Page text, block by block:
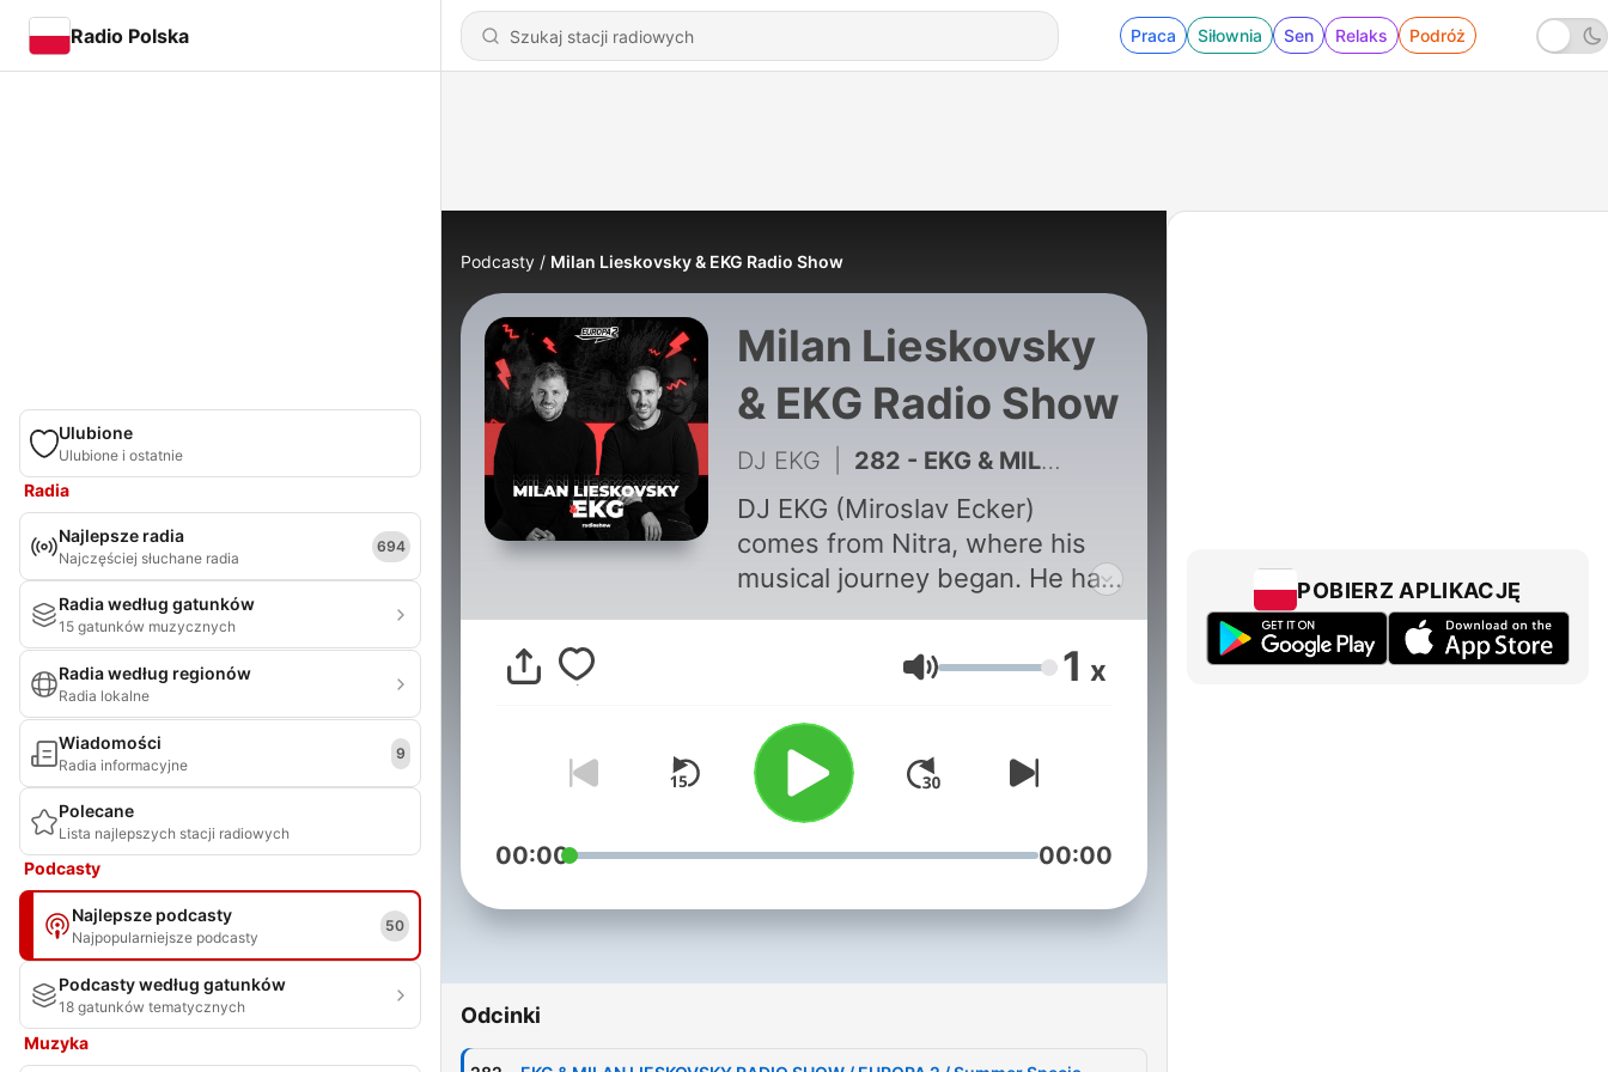
Radio Polska Praca Siłownia Sen Relaks Podróż
Ulubione
Ulubione i ostatnie
Radia
Najlepsze radia
Najczęściej słuchane radia
694
Radia według gatunków
15 gatunków muzycznych
Radia według regionów
Radia lokalne
Wiadomości
Radia informacyjne
9
Polecane
Lista najlepszych stacji radiowych
Podcasty
Najlepsze podcasty
Najpopularniejsze podcasty
50
Podcasty według gatunków
18 gatunków tematycznych
Muzyka
Podcasty Milan Lieskovsky & EKG Radio Show
Milan Lieskovsky
& EKG Radio Show
DJ EKG 282 - EKG & MILAN LIESKOVSKY RADIO SHOW / EUROPA 2 / Summer Specia
DJ EKG (Miroslav Ecker)
comes from Nitra, where his
musical journey began. He has
been active as a professional
DJ since 2003. He is known
for genre-diverse sets with a
clear musical progression,
seamlessly blending current
trends with timeless dance
music, always focusing on
energy and atmosphere. With
scene, DJ EKG has established
demand DJs in Slovakia. In
Slovakia to present an official
Głośność 1 x
00:00 00:00
Odcinki
POBIERZ APLIKACJĘ